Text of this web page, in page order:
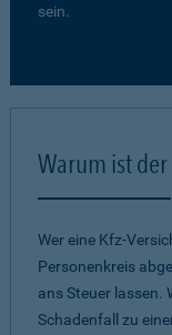
sein.
Warum ist
Wer eine Kfz-
Personenkreis
ans Steuer lassen.
Schadenfall zu